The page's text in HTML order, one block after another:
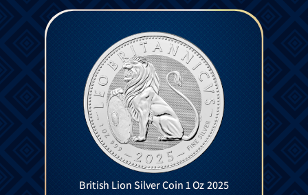
British Lion Silver Coin 1 Oz 2025